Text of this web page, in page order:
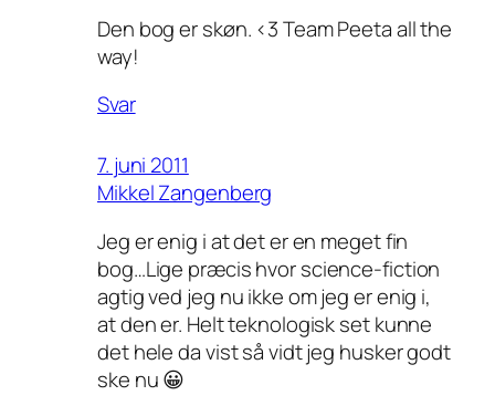
Den bog er skøn. <3 Team Peeta all the
way!
Svar
7. juni 2011
Mikkel Zangenberg
Jeg er enig i at det er en meget fin
bog…Lige præcis hvor science-fiction
agtig ved jeg nu ikke om jeg er enig i,
at den er. Helt teknologisk set kunne
det hele da vist så vidt jeg husker godt
ske nu 😀